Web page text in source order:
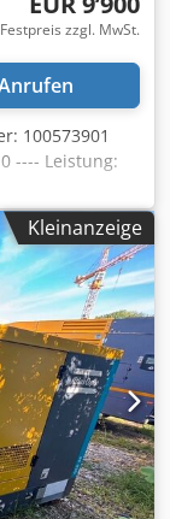
Festpreis zzgl. MwSt.
100573901
---- Leistung:
x 1.340 mm
63A, 1x 400V
verfügbar!
Kleinanzeige